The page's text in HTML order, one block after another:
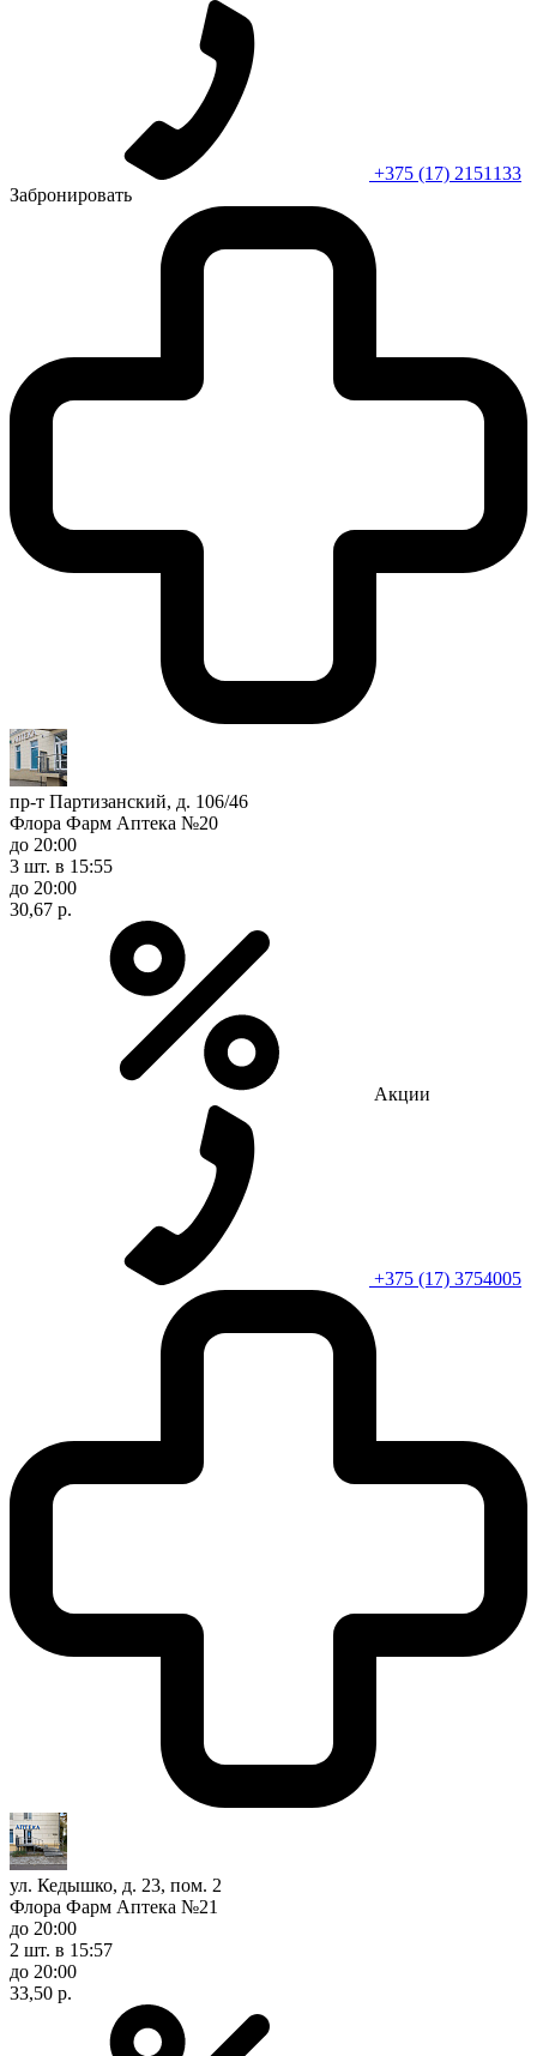
+375 (17) 2151133
Забронировать
пр-т Партизанский, д. 106/46
Флора Фарм Аптека №20
до 20:00
3 шт. в 15:55
до 20:00
30,67 р.
Акции
+375 (17) 3754005
ул. Кедышко, д. 23, пом. 2
Флора Фарм Аптека №21
до 20:00
2 шт. в 15:57
до 20:00
33,50 р.